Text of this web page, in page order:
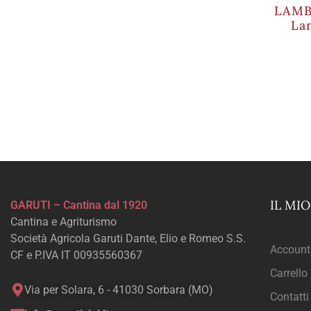
GARUTI – Cantina dal 1920
Cantina e Agriturismo
Società Agricola Garuti Dante, Elio e Romeo S.S.
CF e P.IVA IT 00935560367
Via per Solara, 6 - 41030 Sorbara (MO)
IL
Account
Carrello
Contatti